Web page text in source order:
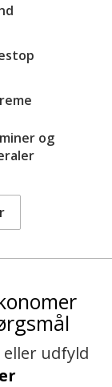
og
eller udfyld